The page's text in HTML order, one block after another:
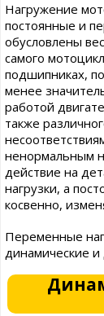
Нагружение
постоянные и
обусловлены
самого
подшипниках,
менее
работой
также
ненормальным
действие на
нагрузки, а
косвенно,
Переменные
динамические